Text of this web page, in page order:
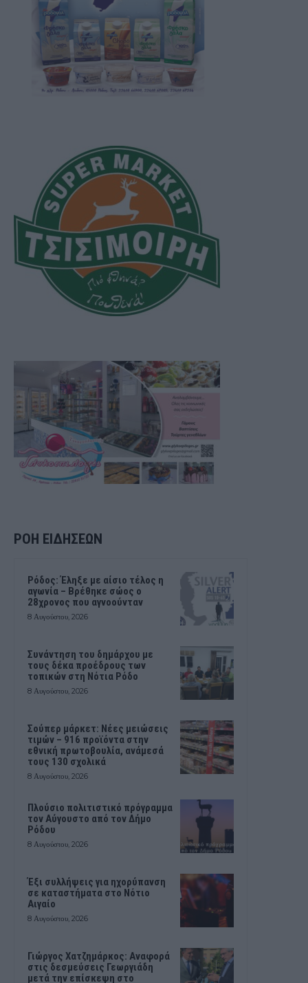
ΡΟΗ ΕΙΔΗΣΕΩΝ
Ρόδος: Έληξε με αίσιο τέλος η
αγωνία – Βρέθηκε σώος ο
28χρονος που αγνοούνταν
8 Αυγούστου, 2026
Συνάντηση του δημάρχου με
τους δέκα προέδρους των
τοπικών στη Νότια Ρόδο
8 Αυγούστου, 2026
Σούπερ μάρκετ: Νέες μειώσεις
τιμών – 916 προϊόντα στην
εθνική πρωτοβουλία, ανάμεσά
τους 130 σχολικά
8 Αυγούστου, 2026
Πλούσιο πολιτιστικό πρόγραμμα
τον Αύγουστο από τον Δήμο
Ρόδου
8 Αυγούστου, 2026
Έξι συλλήψεις για ηχορύπανση
σε καταστήματα στο Νότιο
Αιγαίο
8 Αυγούστου, 2026
Γιώργος Χατζημάρκος: Αναφορά
στις δεσμεύσεις Γεωργιάδη
μετά την επίσκεψη στο